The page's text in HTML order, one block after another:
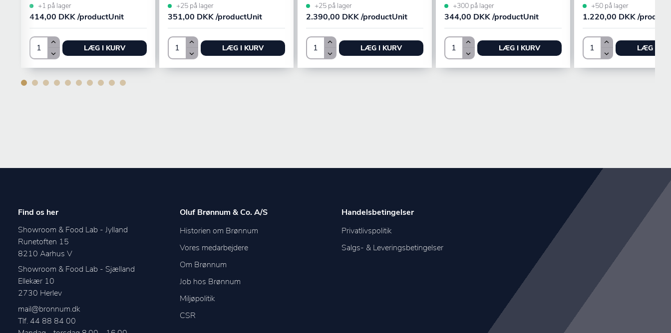
+1 på lager
414,00 DKK /productUnit
LÆG I KURV
+25 på lager
351,00 DKK /productUnit
LÆG I KURV
+25 på lager
2.390,00 DKK /productUnit
LÆG I KURV
+300 på lager
344,00 DKK /productUnit
LÆG I KURV
+50 på lager
1.220,00 DKK /
LÆG I
Find os her
Showroom & Food Lab - Jylland
Runetoften 15
8210 Aarhus V
Showroom & Food Lab - Sjælland
Ellekær 10
2730 Herlev
mail@bronnum.dk
Tlf. 44 88 84 00
Oluf Brønnum & Co. A/S
Historien om Brønnum
Vores medarbejdere
Om Brønnum
Job hos Brønnum
Miljøpolitik
CSR
Handelsbetingelser
Privatlivspolitik
Salgs- & Leveringsbetingelser